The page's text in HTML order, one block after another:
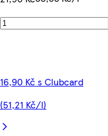
16,90 Kč s Clubcard
(51,21 Kč/l)